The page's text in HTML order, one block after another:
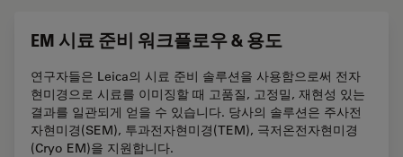
EM 시료 준비 워크플로우 & 용도
연구자들은 Leica의 시료 준비 솔루션을 사용함으로써 전자
현미경으로 시료를 이미징할 때 고품질, 고정밀, 재현성 있는
결과를 일관되게 얻을 수 있습니다. 당사의 솔루션은 주사전
자현미경(SEM), 투과전자현미경(TEM), 극저온전자현미경
(Cryo EM)을 지원합니다.